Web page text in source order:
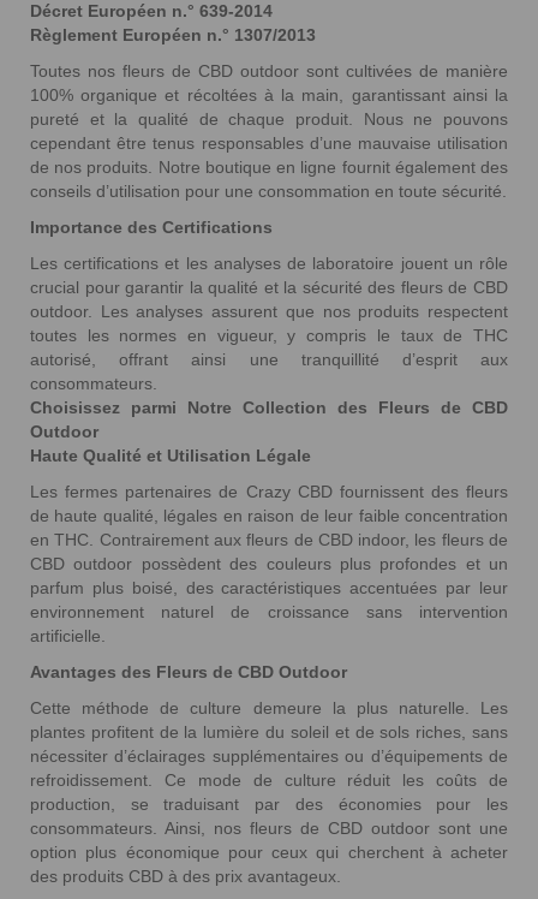
Décret Européen n.° 639-2014
Règlement Européen n.° 1307/2013
Toutes nos fleurs de CBD outdoor sont cultivées de manière
100% organique et récoltées à la main, garantissant ainsi la
pureté et la qualité de chaque produit. Nous ne pouvons
cependant être tenus responsables d’une mauvaise utilisation
de nos produits. Notre boutique en ligne fournit également des
conseils d’utilisation pour une consommation en toute sécurité.
Importance des Certifications
Les certifications et les analyses de laboratoire jouent un rôle
crucial pour garantir la qualité et la sécurité des fleurs de CBD
outdoor. Les analyses assurent que nos produits respectent
toutes les normes en vigueur, y compris le taux de THC
autorisé, offrant ainsi une tranquillité d’esprit aux
consommateurs.
Choisissez parmi Notre Collection des Fleurs de CBD
Outdoor
Haute Qualité et Utilisation Légale
Les fermes partenaires de Crazy CBD fournissent des fleurs
de haute qualité, légales en raison de leur faible concentration
en THC. Contrairement aux fleurs de CBD indoor, les fleurs de
CBD outdoor possèdent des couleurs plus profondes et un
parfum plus boisé, des caractéristiques accentuées par leur
environnement naturel de croissance sans intervention
artificielle.
Avantages des Fleurs de CBD Outdoor
Cette méthode de culture demeure la plus naturelle. Les
plantes profitent de la lumière du soleil et de sols riches, sans
nécessiter d’éclairages supplémentaires ou d’équipements de
refroidissement. Ce mode de culture réduit les coûts de
production, se traduisant par des économies pour les
consommateurs. Ainsi, nos fleurs de CBD outdoor sont une
option plus économique pour ceux qui cherchent à acheter
des produits CBD à des prix avantageux.